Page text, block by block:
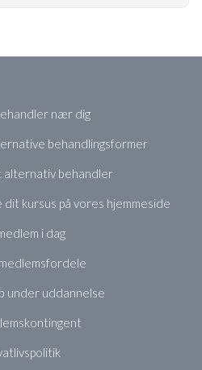
nær dig
behandlingsformer
alternativ behandler
kursus på vores hjemmeside
i dag
under uddannelse